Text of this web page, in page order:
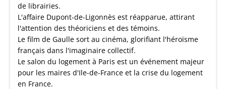
de librairies.
L'affaire Dupont-de-Ligonnès est réapparue, attirant
l'attention des théoriciens et des témoins.
Le film de Gaulle sort au cinéma, glorifiant l'héroïsme
français dans l'imaginaire collectif.
Le salon du logement à Paris est un événement majeur
pour les maires d'Ile-de-France et la crise du logement
en France.